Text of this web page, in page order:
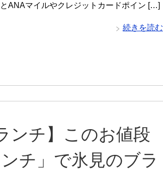
ANAマイルやクレジットカードポイン […]
続きを読む
ンチ】このお値段
チ」で氷見のブラ